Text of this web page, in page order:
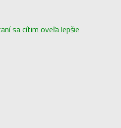
sa cítim oveľa lepšie